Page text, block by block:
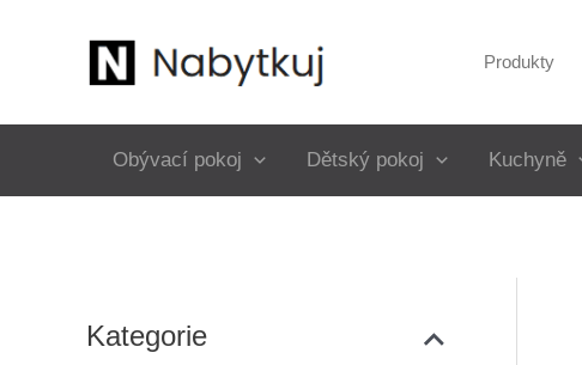
Produkty
Obývací pokoj Dětský pokoj Kuchyně
Kategorie